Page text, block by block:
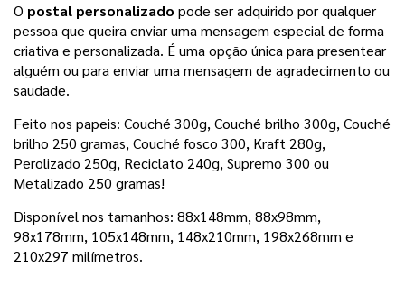
O postal personalizado pode ser adquirido por qualquer
pessoa que queira enviar uma mensagem especial de forma
criativa e personalizada. É uma opção única para presentear
alguém ou para enviar uma mensagem de agradecimento ou
saudade.
Feito nos papeis: Couché 300g,Couché brilho 300g, Couché
brilho 250 gramas, Couché fosco 300, Kraft 280g,
Perolizado 250g, Reciclato 240g, Supremo 300 ou
Metalizado 250 gramas!
Disponível nos tamanhos: 88x148mm, 88x98mm,
98x178mm, 105x148mm, 148x210mm, 198x268mm e
210x297 milímetros.